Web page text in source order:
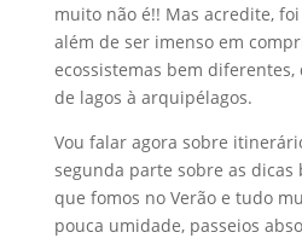
muito não é!! Mas acredite,
além de ser imenso em
ecossistemas bem diferentes,
de lagos à arquipélagos.
Vou falar agora sobre
segunda parte sobre as dicas
que fomos no Verão e tudo
pouca umidade, passeios